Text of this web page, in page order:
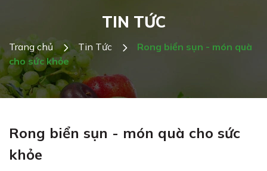
TIN TỨC
Trang chủ Tin Tức
Rong biển sụn - món quà
cho sức khỏe
Rong biển sụn - món quà cho sức
khỏe